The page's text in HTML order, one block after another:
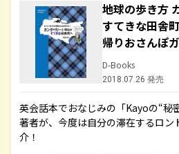
地球の歩き方
すてきな田舎
帰りおさんぽ
D-Books
2018.07.26 発売
英会話本でおなじみの「Kayoの“秘
著者が、今度は自分の滞在するロン
介！